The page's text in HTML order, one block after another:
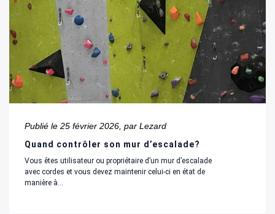
Publié le 25 février 2026 , par Lezard
Quand contrôler son mur d’escalade?
Vous êtes utilisateur ou propriétaire d’un mur d’escalade
avec cordes et vous devez maintenir celui-ci en état de
manière à...